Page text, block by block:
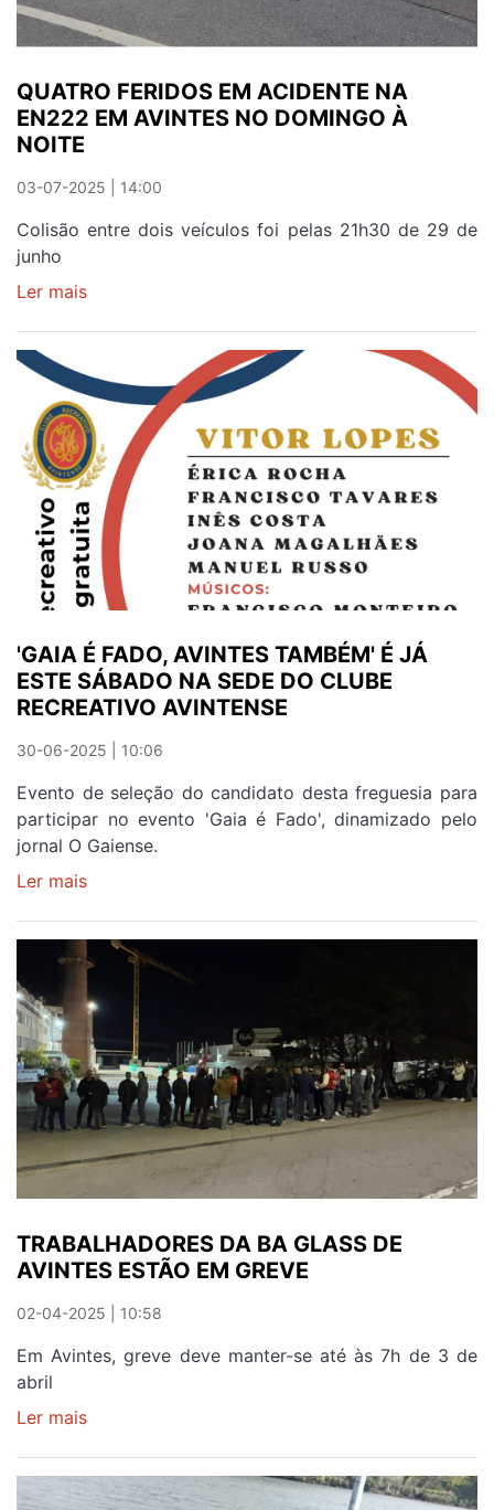
QUATRO FERIDOS EM ACIDENTE NA
EN222 EM AVINTES NO DOMINGO À
NOITE
03-07-2025 | 14:00
Colisão entre dois veículos foi pelas 21h30 de 29 de
junho
Ler mais
EM
ACIDENTE
NA
EN222
EM
AVINTES
NO
DOMINGO
À
NOITE
'GAIA É FADO, AVINTES TAMBÉM' É JÁ
ESTE SÁBADO NA SEDE DO CLUBE
RECREATIVO AVINTENSE
30-06-2025 | 10:06
Evento de seleção do candidato desta freguesia para
participar no evento 'Gaia é Fado', dinamizado pelo
jornal O Gaiense.
Ler mais
É
FADO,
AVINTES
TAMBÉM'
É
JÁ
ESTE
SÁBADO
NA
SEDE
DO
RECREATIVO
AVINTENSE
TRABALHADORES DA BA GLASS DE
AVINTES ESTÃO EM GREVE
02-04-2025 | 10:58
Em Avintes, greve deve manter-se até às 7h de 3 de
abril
Ler mais
BA